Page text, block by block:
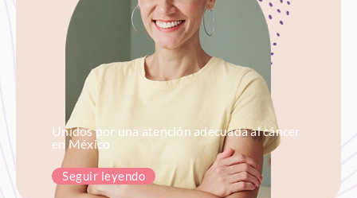
Unidos por una atención adecuada al cáncer
en México
Seguir leyendo